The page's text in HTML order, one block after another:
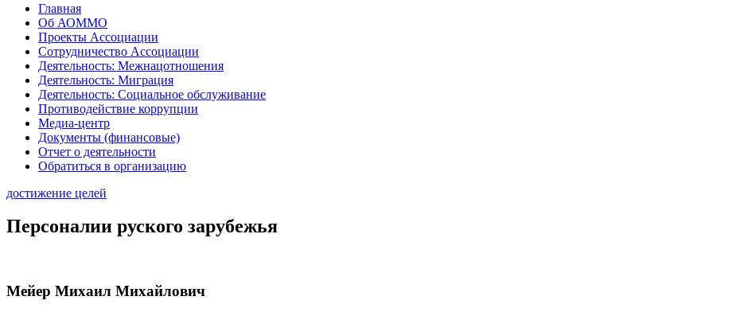
Главная
Об АОММО
Проекты Ассоциации
Сотрудничество Ассоциации
Деятельность: Межнацотношения
Деятельность: Миграция
Деятельность: Социальное обслуживание
Противодействие коррупции
Медиа-центр
Документы (финансовые)
Отчет о деятельности
Обратиться в организацию
достижение целей
Персоналии руского зарубежья
Мейер Михаил Михайлович